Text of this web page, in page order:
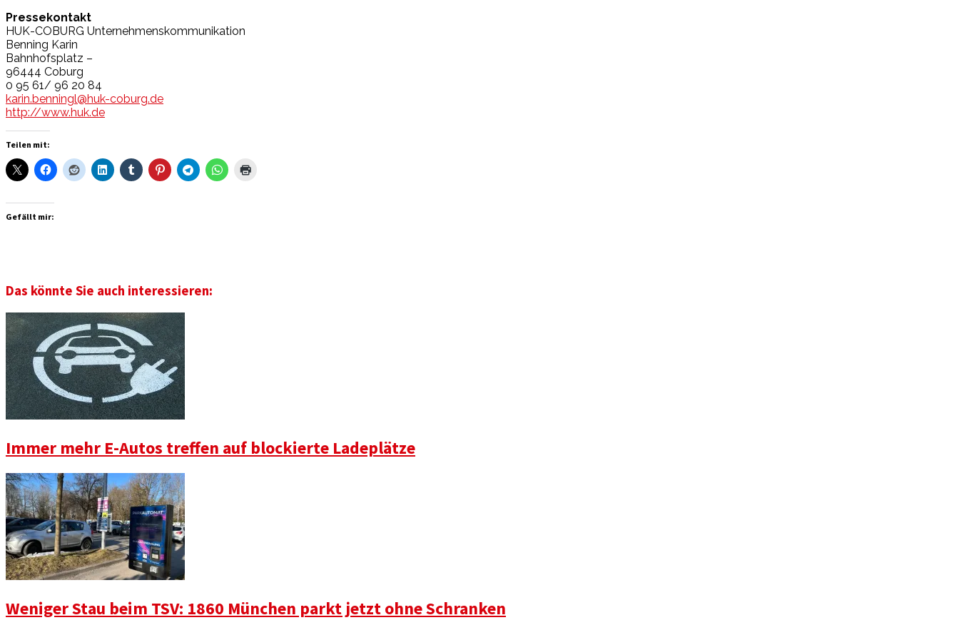
Pressekontakt
HUK-COBURG Unternehmenskommunikation
Benning Karin
Bahnhofsplatz –
96444 Coburg
0 95 61/ 96 20 84
karin.benningl@huk-coburg.de
http://www.huk.de
Teilen mit:
Gefällt mir:
Das könnte Sie auch interessieren:
Immer mehr E-Autos treffen auf blockierte Ladeplätze
Weniger Stau beim TSV: 1860 München parkt jetzt ohne Schranken